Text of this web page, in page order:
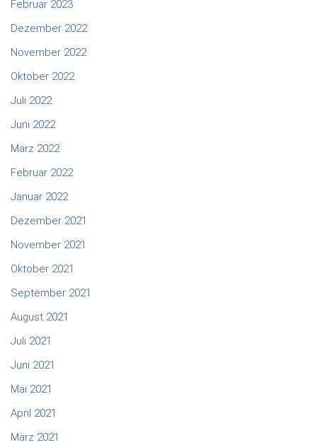
Februar 2023
Dezember 2022
November 2022
Oktober 2022
Juli 2022
Juni 2022
März 2022
Februar 2022
Januar 2022
Dezember 2021
November 2021
Oktober 2021
September 2021
August 2021
Juli 2021
Juni 2021
Mai 2021
April 2021
März 2021